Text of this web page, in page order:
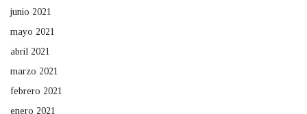
junio 2021
mayo 2021
abril 2021
marzo 2021
febrero 2021
enero 2021